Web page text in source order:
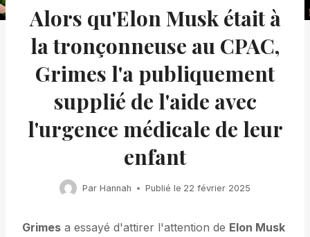
Alors qu'Elon Musk était à
la tronçonneuse au CPAC,
Grimes l'a publiquement
supplié de l'aide avec
l'urgence médicale de leur
enfant
Par Hannah Publié le 22 février 2025
Grimes a essayé d'attirer l'attention de Elon Musk